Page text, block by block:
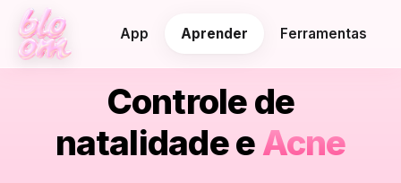
App Aprender Ferramentas
Controle de
natalidade eAcne